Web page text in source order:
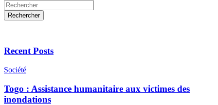
Rechercher
Recent Posts
Société
Togo : Assistance humanitaire aux victimes des
inondations